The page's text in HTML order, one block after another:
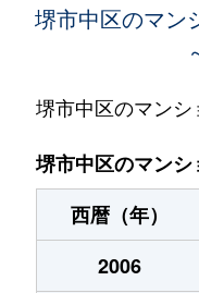
深井水池町
深阪
堀上町
堀上町
堺市中区のマン
堺市中区のマンシ
堺市中区のマン
西暦（年）
2006